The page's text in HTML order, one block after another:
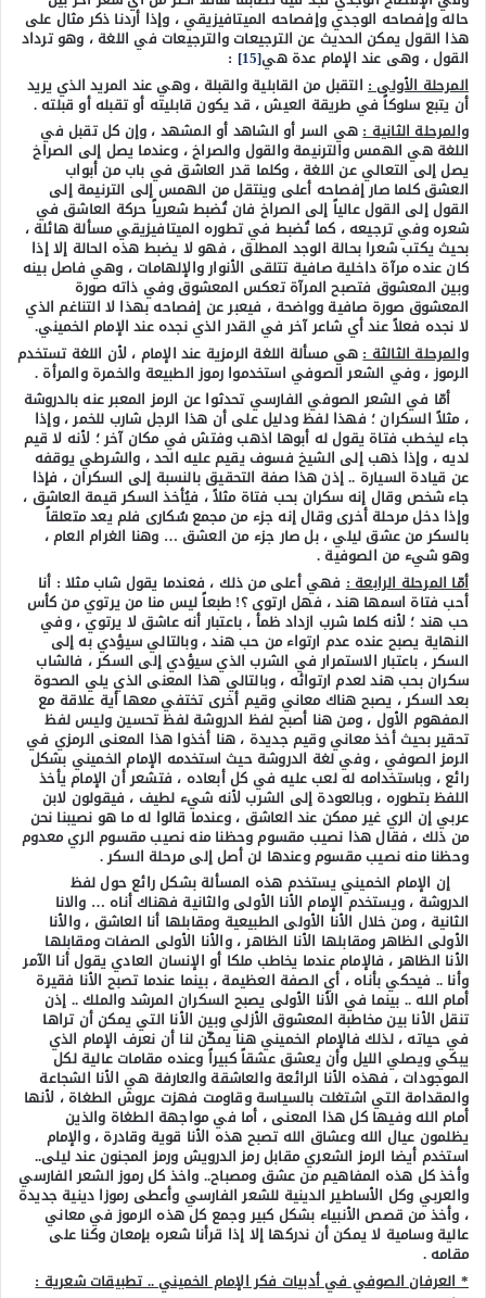
حاله وإفصاحه الوجدي وإفصاحه الميتافيزيقي ، وإذا أردنا ذكر مثال على
هذا القول يمكن الحديث عن الترجيعات والترجيعات في اللغة ، وهو ترداد
القول ، وهى عند الإمام عدة هي[15]
:
المرحلة الأولى : التقبل من القابلية والقبلة ، وهي عند المريد الذي يريد
أن يتبع سلوكاً في طريقة العيش ، قد يكون قابليته أو تقبله أو قبلته .
والمرحلة الثانية :هي السر أو الشاهد أو المشهد ، وإن كل تقبل في
اللغة هي الهمس والترنيمة والقول والصراخ ، وعندما يصل إلى الصراخ
يصل إلى التعالي عن اللغة ، وكلما قدر العاشق في باب من أبواب
العشق كلما صار إفصاحه أعلى وينتقل من الهمس إلى الترنيمة إلى
القول إلى القول عالياً إلى الصراخ فان تُضبط شعرياً حركة العاشق في
شعره وفي ترجيعه ، كما تُضبط في تطوره الميتافيزيقي مسألة هائلة ،
بحيث يكتب شعرا بحالة الوجد المطلق ، فهو لا يضبط هذه الحالة إلا إذا
كان عنده مرآة داخلية صافية تتلقى الأنوار والإلهامات ، وهي فاصل بينه
وبين المعشوق فتصبح المرآة تعكس المعشوق وفي ذاته صورة
المعشوق صورة صافية وواضحة ، فيعبر عن إفصاحه بهذا لا التناغم الذي
لا نجده فعلاً عند أي شاعر آخر في القدر الذي نجده عند الإمام الخميني.
والمرحلة الثالثة :هي مسألة اللغة الرمزية عند الإمام ، لأن اللغة تستخدم
الرموز ، وفي الشعر الصوفي استخدموا رموز الطبيعة والخمرة والمرأة .
أمّا في الشعر الصوفي الفارسي تحدثوا عن الرمز المعبر عنه بالدروشة
، مثلاً السكران ؛ فهذا لفظ ودليل على أن هذا الرجل شارب للخمر ، وإذا
جاء ليخطب فتاة يقول له أبوها اذهب وفتش في مكان آخر ؛ لأنه لا قيم
لديه ، وإذا ذهب إلى الشيخ فسوف يقيم عليه الحد ، والشرطي يوقفه
عن قيادة السيارة .. إذن هذا صفة التحقيق بالنسبة إلى السكران ، فإذا
جاء شخص وقال إنه سكران بحب فتاة مثلاً ، فيُأخذ السكر قيمة العاشق ،
وإذا دخل مرحلة أخرى وقال إنه جزء من مجمع سُكارى فلم يعد متعلقاً
بالسكر من عشق ليلي ، بل صار جزء من العشق … وهنا الغرام العام ،
وهو شيء من الصوفية .
أمّا المرحلة الرابعة :فهي أعلى من ذلك ، فعندما يقول شاب مثلا : أنا
أحب فتاة اسمها هند ، فهل ارتوى ؟! طبعاً ليس منا من يرتوي من كأس
حب هند ؛ لأنه كلما شرب ازداد ظمأ ، باعتبار أنه عاشق لا يرتوي ، وفي
النهاية يصبح عنده عدم ارتواء من حب هند ، وبالتالي سيؤدي به إلى
السكر ، باعتبار الاستمرار في الشرب الذي سيؤدي إلى السكر ، فالشاب
سكران بحب هند لعدم ارتوائه ، وبالتالي هذا المعنى الذي يلي الصحوة
بعد السكر ، يصبح هناك معاني وقيم أخرى تختفي معها أية علاقة مع
المفهوم الأول ، ومن هنا أصبح لفظ الدروشة لفظ تحسين وليس لفظ
تحقير بحيث أخذ معاني وقيم جديدة ، هنا أخذوا هذا المعنى الرمزي في
الرمز الصوفي ، وفي لغة الدروشة حيث استخدمه الإمام الخميني بشكل
رائع ، وباستخدامه له لعب عليه في كل أبعاده ، فتشعر أن الإمام يأخذ
اللفظ بتطوره ، وبالعودة إلى الشرب لأنه شيء لطيف ، فيقولون لابن
عربي إن الري غير ممكن عند العاشق ، وعندما قالوا له ما هو نصيبنا نحن
من ذلك ، فقال هذا نصيب مقسوم وحظنا منه نصيب مقسوم الري معدوم
وحظنا منه نصيب مقسوم وعندها لن أصل إلى مرحلة السكر .
إن الإمام الخميني يستخدم هذه المسألة بشكل رائع حول لفظ
الدروشة ، ويستخدم الإمام الأنا الأولى والثانية فهناك أناه … والانا
الثانية ، ومن خلال الأنا الأولى الطبيعية ومقابلها أنا العاشق ، والأنا
الأولى الظاهر ومقابلها الأنا الظاهر ، والأنا الأولى الصفات ومقابلها
الأنا الظاهر ، فالإمام عندما يخاطب ملكا أو الإنسان العادي يقول أنا الآمر
وأنا .. فيحكي بأناه ، أي الصفة العظيمة ، بينما عندما تصبح الأنا فقيرة
أمام الله .. بينما في الأنا الأولى يصبح السكران المرشد والملك .. إذن
تنقل الأنا بين مخاطبة المعشوق الأزلي وبين الأنا التي يمكن أن تراها
في حياته ، لذلك فالإمام الخميني هنا يمكّن لنا أن نعرف الإمام الذي
يبكي ويصلي الليل وأن يعشق عشقاً كبيراً وعنده مقامات عالية لكل
الموجودات ، فهذه الأنا الرائعة والعاشقة والعارفة هي الأنا الشجاعة
والمقدامة التي اشتغلت بالسياسة وقاومت فهزت عروش الطغاة ، لأنها
أمام الله وفيها كل هذا المعنى ، أما في مواجهة الطغاة والذين
يظلمون عيال الله وعشاق الله تصبح هذه الأنا قوية وقادرة ، والإمام
استخدم أيضا الرمز الشعري مقابل رمز الدرويش ورمز المجنون عند ليلى..
وأخذ كل هذه المفاهيم من عشق ومصباح.. واخذ كل رموز الشعر الفارسي
والعربي وكل الأساطير الدينية للشعر الفارسي وأعطى رموزا دينية جديدة
، وأخذ من قصص الأنبياء بشكل كبير وجمع كل هذه الرموز في معاني
عالية وسامية لا يمكن أن ندركها إلا إذا قرأنا شعره بإمعان وكنا على
مقامه .
* العرفان الصوفي في أدبيات فكر الإمام الخميني .. تطبيقات شعرية :